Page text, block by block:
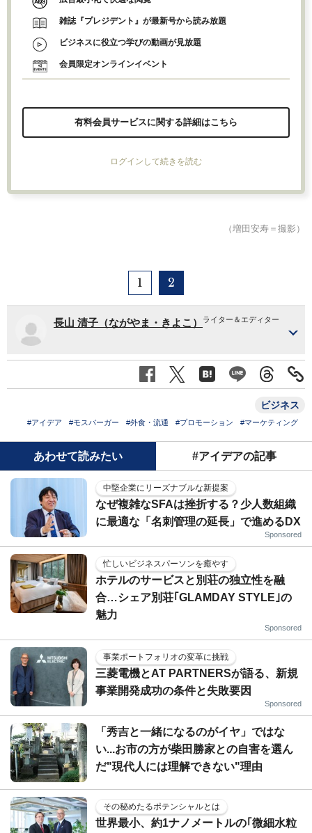
雑誌『プレジデント』が最新号から読み放題
ビジネスに役立つ学びの動画が見放題
会員限定オンラインイベント
有料会員サービスに関する詳細はこちら
ログインして続きを読む
（増田安寿＝撮影）
1 2
長山 清子（ながやま・きよこ） ライター＆エディター
ビジネス
#アイデア #モスバーガー #外食・流通 #プロモーション #マーケティング
あわせて読みたい #アイデアの記事
中堅企業にリーズナブルな新提案
なぜ複雑なSFAは挫折する？少人数組織
に最適な「名刺管理の延長」で進めるDX
Sponsored
忙しいビジネスパーソンを癒やす
ホテルのサービスと別荘の独立性を融
合…シェア別荘｢GLAMDAY STYLE｣の
魅力
Sponsored
事業ポートフォリオの変革に挑戦
三菱電機とAT PARTNERSが語る、新規
事業開発成功の条件と失敗要因
Sponsored
「秀吉と一緒になるのがイヤ」ではな
い...お市の方が柴田勝家との自害を選ん
だ"現代人には理解できない"理由
その秘めたるポテンシャルとは
世界最小、約1ナノメートルの｢微細水粒